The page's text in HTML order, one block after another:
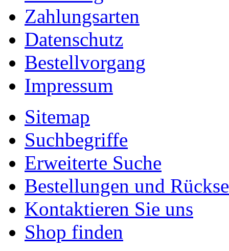
Zahlungsarten
Datenschutz
Bestellvorgang
Impressum
Sitemap
Suchbegriffe
Erweiterte Suche
Bestellungen und
Kontaktieren Sie uns
Shop finden